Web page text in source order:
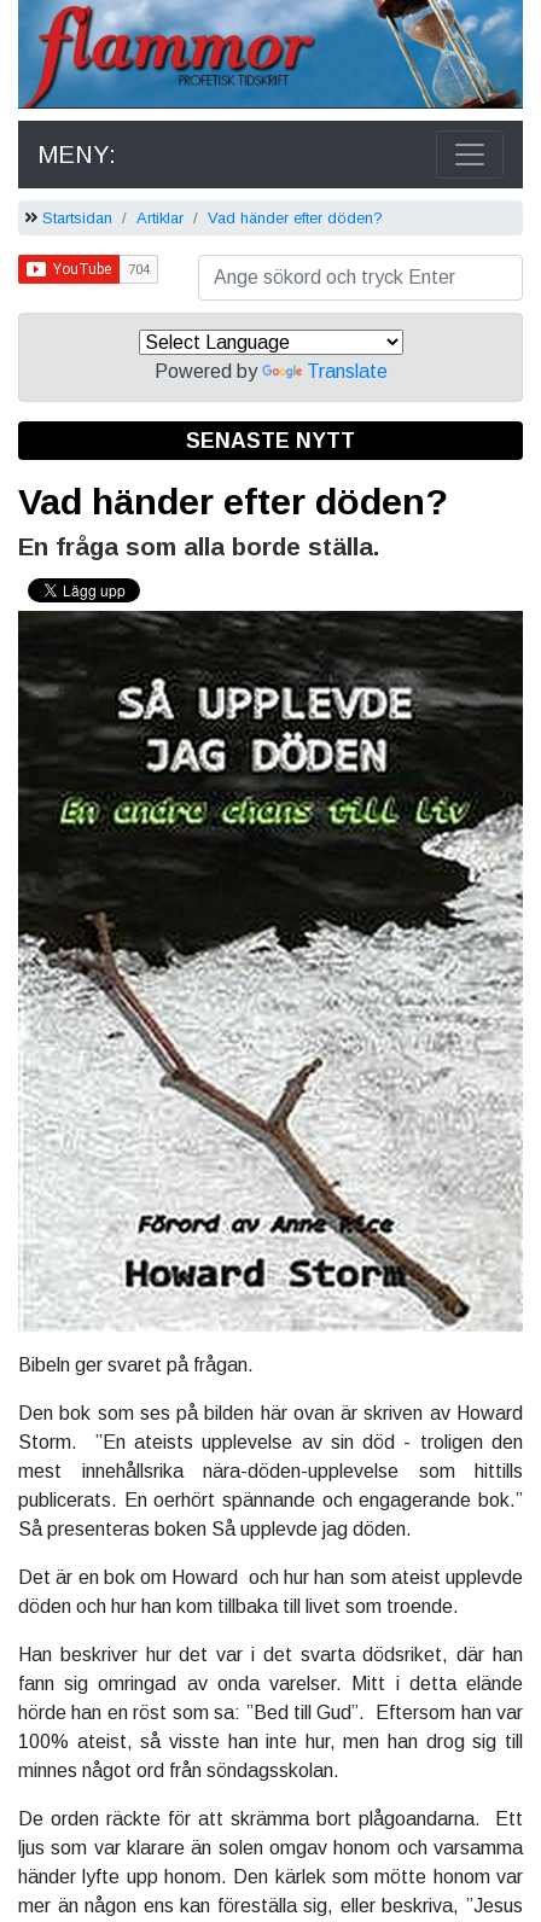
MENY:
Startsidan Artiklar Vad händer efter döden?
Powered by Translate
SENASTE NYTT
Vad händer efter döden?
En fråga som alla borde ställa.
Bibeln ger svaret på frågan.
Den bok som ses på bilden här ovan är skriven av Howard
Storm. ”En ateists upplevelse av sin död - troligen den
mest innehållsrika nära-döden-upplevelse som hittills
publicerats. En oerhört spännande och engagerande bok.”
Så presenteras boken Så upplevde jag döden.
Det är en bok om Howard och hur han som ateist upplevde
döden och hur han kom tillbaka till livet som troende.
Han beskriver hur det var i det svarta dödsriket, där han
fann sig omringad av onda varelser. Mitt i detta elände
hörde han en röst som sa: ”Bed till Gud”. Eftersom han var
100% ateist, så visste han inte hur, men han drog sig till
minnes något ord från söndagsskolan.
De orden räckte för att skrämma bort plågoandarna. Ett
ljus som var klarare än solen omgav honom och varsamma
händer lyfte upp honom. Den kärlek som mötte honom var
mer än någon ens kan föreställa sig, eller beskriva, ”Jesus